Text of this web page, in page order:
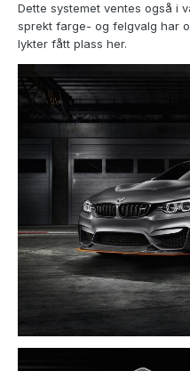
Dette systemet ventes også i
sprekt farge- og felgvalg har
lykter fått plass her.